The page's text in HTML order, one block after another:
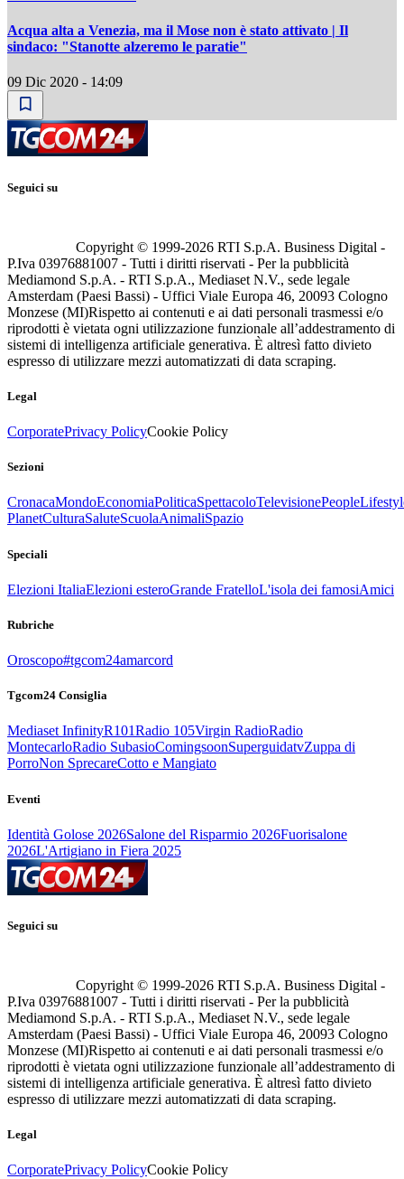
Acqua alta a Venezia, ma il Mose non è stato attivato | Il
sindaco: "Stanotte alzeremo le paratie"
09 Dic 2020 - 14:09
Seguici su
Copyright © 1999-2026 RTI S.p.A. Business Digital -
P.Iva 03976881007 - Tutti i diritti riservati - Per la pubblicità
Mediamond S.p.A. - RTI S.p.A., Mediaset N.V., sede legale
Amsterdam (Paesi Bassi) - Uffici Viale Europa 46, 20093 Cologno
Monzese (MI)Rispetto ai contenuti e ai dati personali trasmessi e/o
riprodotti è vietata ogni utilizzazione funzionale all’addestramento di
sistemi di intelligenza artificiale generativa. È altresì fatto divieto
espresso di utilizzare mezzi automatizzati di data scraping.
Legal
CorporatePrivacy PolicyCookie Policy
Sezioni
CronacaMondoEconomiaPoliticaSpettacoloTelevisionePeople
PlanetCulturaSaluteScuolaAnimaliSpazio
Speciali
Elezioni ItaliaElezioni esteroGrande FratelloL'isola dei famosiAmici
Rubriche
Oroscopo#tgcom24amarcord
Tgcom24 Consiglia
Mediaset InfinityR101Radio 105Virgin RadioRadio
MontecarloRadio SubasioComingsoonSuperguidatvZuppa di
PorroNon SprecareCotto e Mangiato
Eventi
Identità Golose 2026Salone del Risparmio 2026Fuorisalone
2026L'Artigiano in Fiera 2025
Seguici su
Copyright © 1999-2026 RTI S.p.A. Business Digital -
P.Iva 03976881007 - Tutti i diritti riservati - Per la pubblicità
Mediamond S.p.A. - RTI S.p.A., Mediaset N.V., sede legale
Amsterdam (Paesi Bassi) - Uffici Viale Europa 46, 20093 Cologno
Monzese (MI)Rispetto ai contenuti e ai dati personali trasmessi e/o
riprodotti è vietata ogni utilizzazione funzionale all’addestramento di
sistemi di intelligenza artificiale generativa. È altresì fatto divieto
espresso di utilizzare mezzi automatizzati di data scraping.
Legal
CorporatePrivacy PolicyCookie Policy